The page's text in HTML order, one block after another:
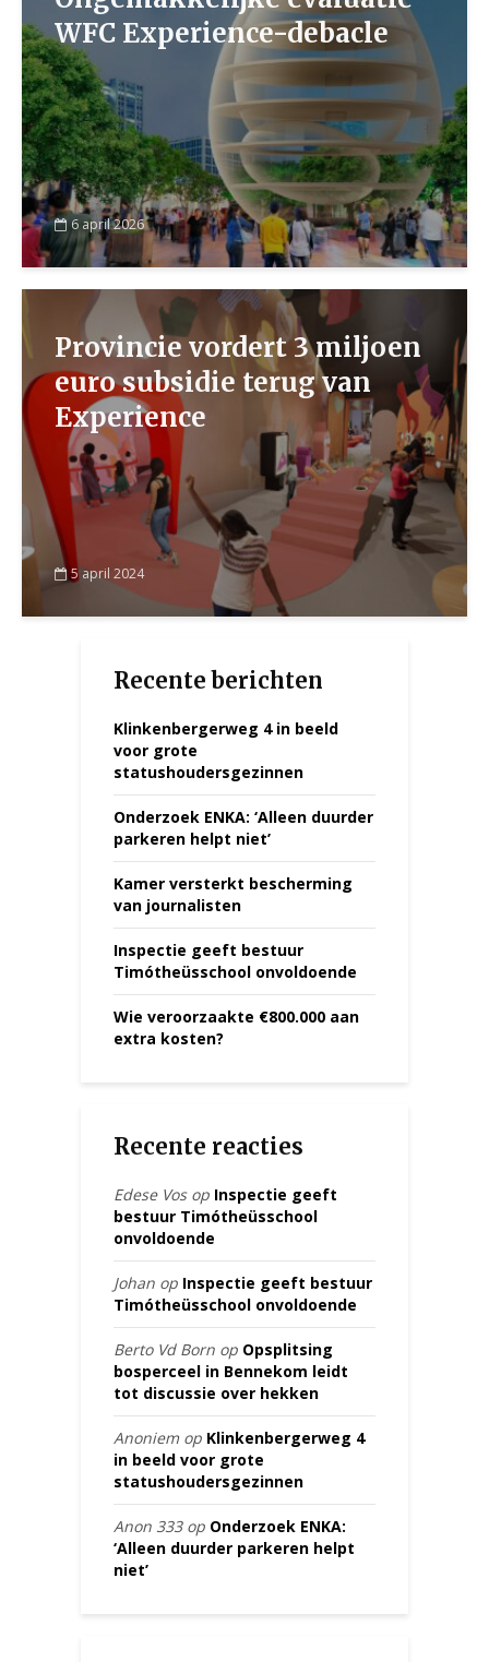
WFC Experience-debacle
6 april 2026
Provincie vordert 3 miljoen
euro subsidie terug van
Experience
5 april 2024
Recente berichten
Klinkenbergerweg 4 in beeld
voor grote
statushoudersgezinnen
Onderzoek ENKA: ‘Alleen duurder
parkeren helpt niet’
Kamer versterkt bescherming
van journalisten
Inspectie geeft bestuur
Timótheüsschool onvoldoende
Wie veroorzaakte €800.000 aan
extra kosten?
Recente reacties
Edese Vosop Inspectie geeft
bestuur Timótheüsschool
onvoldoende
Johan op Inspectie geeft bestuur
Timótheüsschool onvoldoende
Berto Vd Born op Opsplitsing
bosperceel in Bennekom leidt
tot discussie over hekken
Anoniem op Klinkenbergerweg 4
in beeld voor grote
statushoudersgezinnen
Anon 333op Onderzoek ENKA:
‘Alleen duurder parkeren helpt
niet’